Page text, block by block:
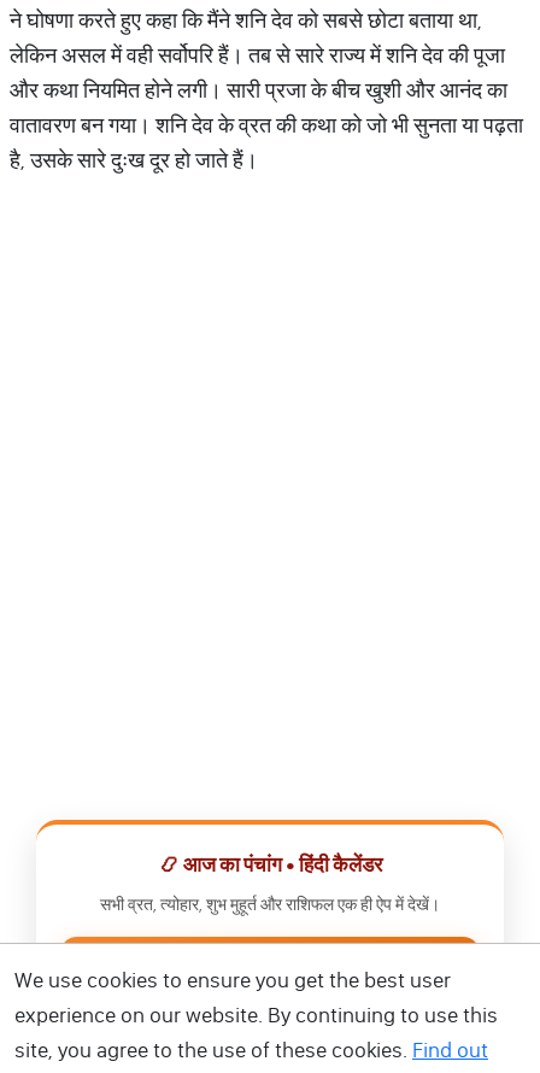
ने घोषणा करते हुए कहा कि मैंने शनि देव को सबसे छोटा बताया था,
लेकिन असल में वही सर्वोपरि हैं। तब से सारे राज्य में शनि देव की पूजा
और कथा नियमित होने लगी। सारी प्रजा के बीच खुशी और आनंद का
वातावरण बन गया। शनि देव के व्रत की कथा को जो भी सुनता या पढ़ता
है, उसके सारे दुःख दूर हो जाते हैं।
📿 आज का पंचांग • हिंदी कैलेंडर
सभी व्रत, त्योहार, शुभ मुहूर्त और राशिफल एक ही ऐप में देखें।
📅 हिंदी कैलेंडर ऐप डाउनलोड करें
We use cookies to ensure you get the best user
experience on our website. By continuing to use this
site, you agree to the use of these cookies. Find out